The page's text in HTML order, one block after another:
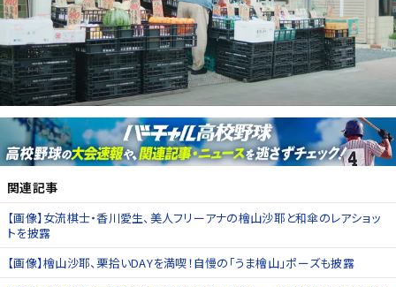
関連記事
【画像】女流棋士・香川愛生、美人フリーアナの檜山沙耶と和傘のレアショッ
トを披露
【画像】檜山沙耶、栗拾いDAYを満喫！自慢の「うま檜山」ポーズも披露